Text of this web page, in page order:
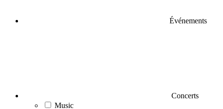
Événements
Concerts
Music